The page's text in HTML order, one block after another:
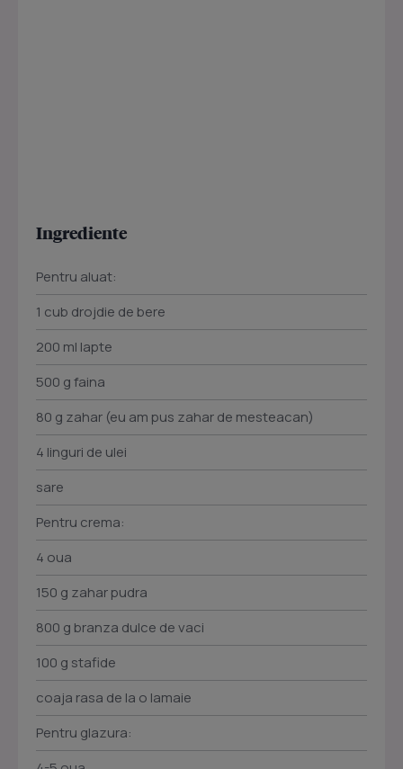
Ingrediente
Pentru aluat:
1 cub drojdie de bere
200 ml lapte
500 g faina
80 g zahar (eu am pus zahar de mesteacan)
4 linguri de ulei
sare
Pentru crema:
4 oua
150 g zahar pudra
800 g branza dulce de vaci
100 g stafide
coaja rasa de la o lamaie
Pentru glazura: